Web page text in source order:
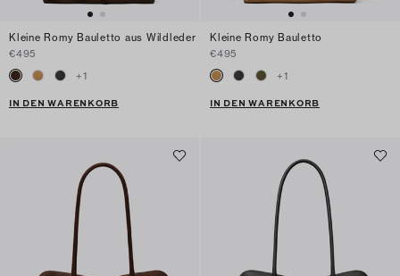
Kleine Romy Bauletto aus Wildleder
€495
+1
IN DEN WARENKORB
Kleine Romy Bauletto
€495
+1
IN DEN WARENKORB